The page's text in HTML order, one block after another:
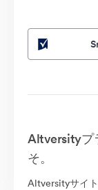
Altversityプ
そ。
Altversityサイ